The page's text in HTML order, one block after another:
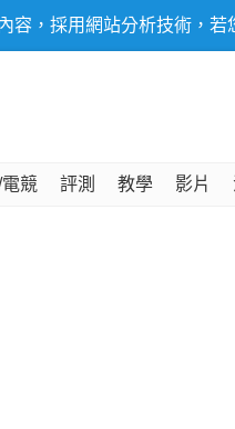
容，採用網站分析技術，
競 評測 教學 影片